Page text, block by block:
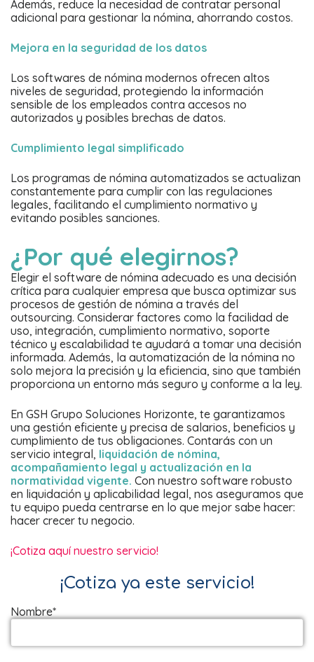
Además, reduce la necesidad de contratar personal
adicional para gestionar la nómina, ahorrando costos.
Mejora en la seguridad de los datos
Los softwares de nómina modernos ofrecen altos
niveles de seguridad, protegiendo la información
sensible de los empleados contra accesos no
autorizados y posibles brechas de datos.
Cumplimiento legal simplificado
Los programas de nómina automatizados se actualizan
constantemente para cumplir con las regulaciones
legales, facilitando el cumplimiento normativo y
evitando posibles sanciones.
¿Por qué elegirnos?
Elegir el software de nómina adecuado es una decisión
crítica para cualquier empresa que busca optimizar sus
procesos de gestión de nómina a través del
outsourcing. Considerar factores como la facilidad de
uso, integración, cumplimiento normativo, soporte
técnico y escalabilidad te ayudará a tomar una decisión
informada. Además, la automatización de la nómina no
solo mejora la precisión y la eficiencia, sino que también
proporciona un entorno más seguro y conforme a la ley.
En GSH Grupo Soluciones Horizonte, te garantizamos
una gestión eficiente y precisa de salarios, beneficios y
cumplimiento de tus obligaciones. Contarás con un
servicio integral, liquidación de nómina,
acompañamiento legal y actualización en la
normatividad vigente. Con nuestro software robusto
en liquidación y aplicabilidad legal, nos aseguramos que
tu equipo pueda centrarse en lo que mejor sabe hacer:
hacer crecer tu negocio.
¡Cotiza aquí nuestro servicio!
¡Cotiza ya este servicio!
Nombre*